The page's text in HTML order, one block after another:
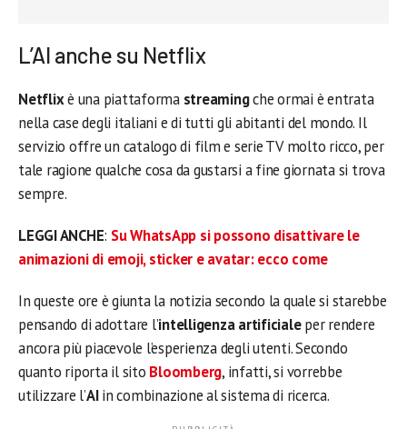
L’AI anche su Netflix
Netflixè una piattaforma streamingche ormai è entrata
nella case degli italiani e di tutti gli abitanti del mondo. Il
servizio offre un catalogo di film e serie TV molto ricco, per
tale ragione qualche cosa da gustarsi a fine giornata si trova
sempre.
LEGGI ANCHE: Su WhatsApp si possono disattivare le
animazioni di emoji, sticker e avatar: ecco come
In queste ore è giunta la notizia secondo la quale si starebbe
pensando di adottare l’intelligenza artificialeper rendere
ancora più piacevole l’esperienza degli utenti. Secondo
quanto riporta il sito Bloomberg, infatti, si vorrebbe
utilizzare l’AIin combinazione al sistema di ricerca.